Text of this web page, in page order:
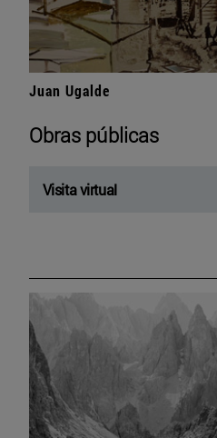
Juan Ugalde
Obras públicas
Visita virtual